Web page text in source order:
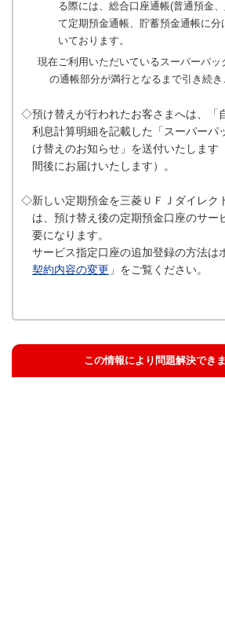
る際には、総合口座通帳(普通預金
て定期預金通帳、貯蓄預金通帳に分
いております。
現在ご利用いただいているスーパーパ
の通帳部分が満行となるまで引き続き
◇預け替えが行われたお客さまへは、「
利息計算明細を記載した「スーパーパ
け替えのお知らせ」を送付いたします
間後にお届けいたします）。
◇新しい定期預金を三菱ＵＦＪダイレク
は、預け替え後の定期預金口座のサー
要になります。
サービス指定口座の追加登録の方法は
契約内容の変更 」をご覧ください。
この情報により問題解決でき